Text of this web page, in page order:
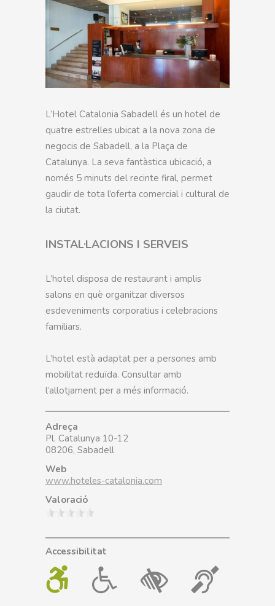
L’Hotel Catalonia Sabadell és un hotel de
quatre estrelles ubicat a la nova zona de
negocis de Sabadell, a la Plaça de
Catalunya. La seva fantàstica ubicació, a
només 5 minuts del recinte firal, permet
gaudir de tota l’oferta comercial i cultural de
la ciutat.
INSTAL·LACIONS I SERVEIS
L’hotel disposa de restaurant i amplis
salons en què organitzar diversos
esdeveniments corporatius i celebracions
familiars.
L’hotel està adaptat per a persones amb
mobilitat reduïda. Consultar amb
l’allotjament per a més informació.
Adreça
Pl. Catalunya 10-12
08206, Sabadell
Web
www.hoteles-catalonia.com
Valoració
Accessibilitat